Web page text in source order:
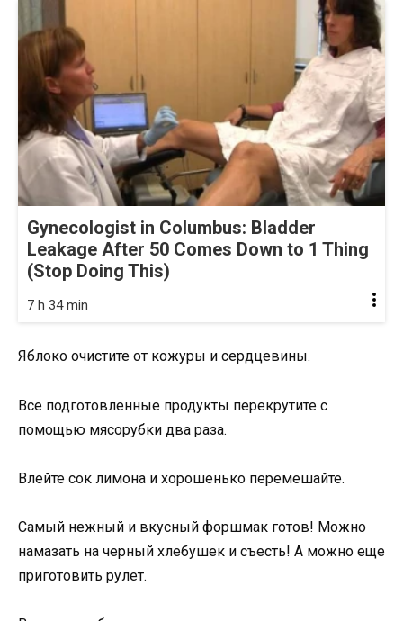
Gynecologist in Columbus: Bladder
Leakage After 50 Comes Down to 1 Thing
(Stop Doing This)
7 h 34 min
Яблоко очистите от кожуры и сердцевины.
Все подготовленные продукты перекрутите с
помощью мясорубки два раза.
Влейте сок лимона и хорошенько перемешайте.
Самый нежный и вкусный форшмак готов! Можно
намазать на черный хлебушек и съесть! А можно еще
приготовить рулет.